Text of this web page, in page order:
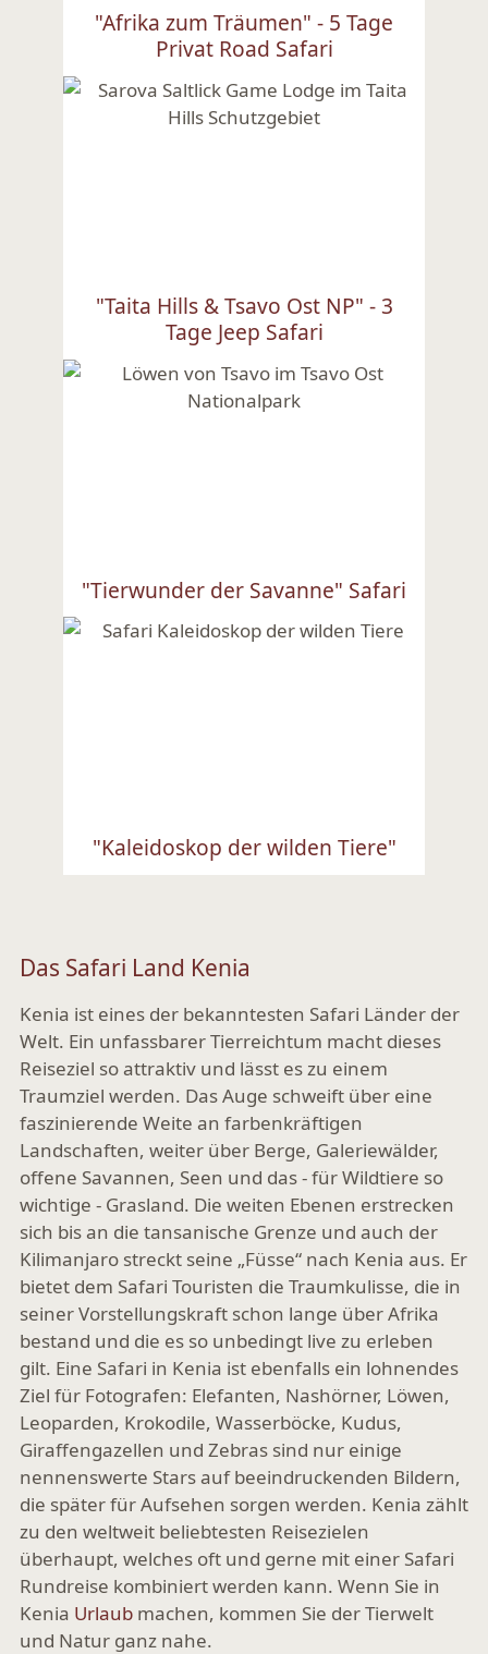
"Afrika zum Träumen" - 5 Tage
Privat Road Safari
Ansehen
"Taita Hills & Tsavo Ost NP" - 3
Tage Jeep Safari
Ansehen
"Tierwunder der Savanne" Safari
Ansehen
"Kaleidoskop der wilden Tiere"
Das Safari Land Kenia
Kenia ist eines der bekanntesten Safari Länder der
Welt. Ein unfassbarer Tierreichtum macht dieses
Reiseziel so attraktiv und lässt es zu einem
Traumziel werden. Das Auge schweift über eine
faszinierende Weite an farbenkräftigen
Landschaften, weiter über Berge, Galeriewälder,
offene Savannen, Seen und das - für Wildtiere so
wichtige - Grasland. Die weiten Ebenen erstrecken
sich bis an die tansanische Grenze und auch der
Kilimanjaro streckt seine „Füsse“ nach Kenia aus. Er
bietet dem Safari Touristen die Traumkulisse, die in
seiner Vorstellungskraft schon lange über Afrika
bestand und die es so unbedingt live zu erleben
gilt. Eine Safari in Kenia ist ebenfalls ein lohnendes
Ziel für Fotografen: Elefanten, Nashörner, Löwen,
Leoparden, Krokodile, Wasserböcke, Kudus,
Giraffengazellen und Zebras sind nur einige
nennenswerte Stars auf beeindruckenden Bildern,
die später für Aufsehen sorgen werden. Kenia zählt
zu den weltweit beliebtesten Reisezielen
überhaupt, welches oft und gerne mit einer Safari
Rundreise kombiniert werden kann. Wenn Sie in
Kenia Urlaub machen, kommen Sie der Tierwelt
und Natur ganz nahe.